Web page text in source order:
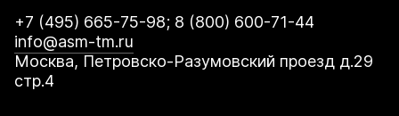
+7 (495) 665-75-98; 8 (800) 600-71-44
info@asm-tm.ru
Москва, Петровско-Разумовский проезд д.29
стр.4